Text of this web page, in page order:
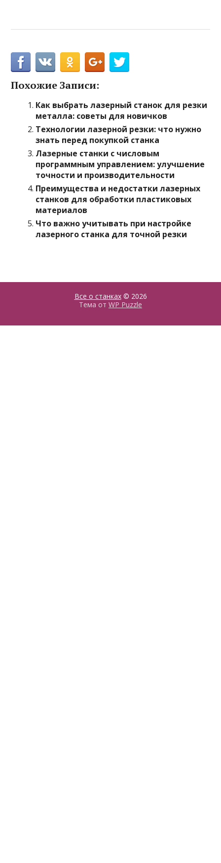
Похожие Записи:
Как выбрать лазерный станок для резки
металла: советы для новичков
Технологии лазерной резки: что нужно
знать перед покупкой станка
Лазерные станки с числовым
программным управлением: улучшение
точности и производительности
Преимущества и недостатки лазерных
станков для обработки пластиковых
материалов
Что важно учитывать при настройке
лазерного станка для точной резки
Все о станках© 2026
Тема от WP Puzzle